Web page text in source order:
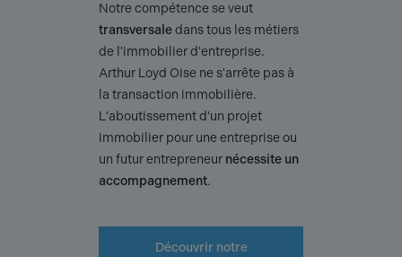
Notre compétence se veut
transversaledans tous les métiers
de l'immobilier d'entreprise.
Arthur Loyd Oise ne s'arrête pas à
la transaction immobilière.
L'aboutissement d'un projet
immobilier pour une entreprise ou
un futur entrepreneur nécessite un
accompagnement.
Découvrir notre